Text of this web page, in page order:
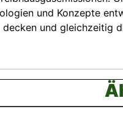
und Konzepte
und gleichzeitig